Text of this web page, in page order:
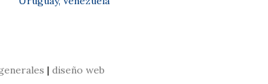
| diseño web